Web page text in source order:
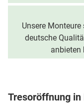
Unsere
deutsche
anbieten
Tresoröffnung